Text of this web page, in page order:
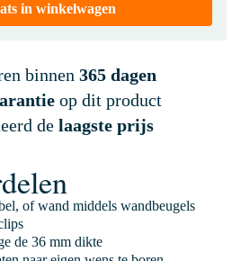
in winkelwagen
binnen 365 dagen
op dit product
de laagste prijs
of wand middels wandbeugels
de 36 mm dikte